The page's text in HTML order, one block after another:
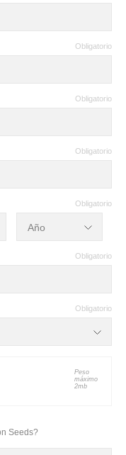
Obligatorio
Obligatorio
Obligatorio
Obligatorio
Obligatorio
Obligatorio
Peso
máximo
2mb
Seeds?